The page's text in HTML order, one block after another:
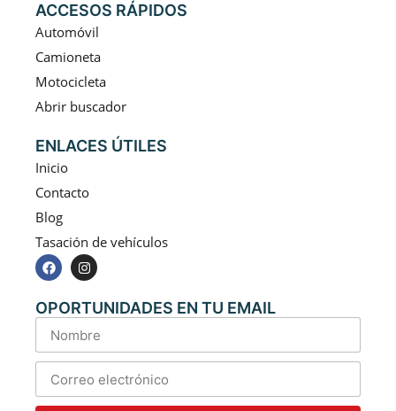
ACCESOS RÁPIDOS
Automóvil
Camioneta
Motocicleta
Abrir buscador
ENLACES ÚTILES
Inicio
Contacto
Blog
Tasación de vehículos
OPORTUNIDADES EN TU EMAIL